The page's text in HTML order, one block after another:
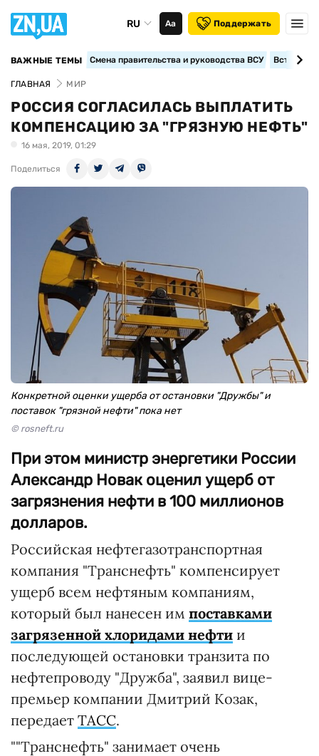
RU Аа Поддержать
ВАЖНЫЕ ТЕМЫ Смена правительства и руководства ВСУ
ГЛАВНАЯ МИР
РОССИЯ СОГЛАСИЛАСЬ ВЫПЛАТИТЬ
КОМПЕНСАЦИЮ ЗА "ГРЯЗНУЮ НЕФТЬ"
16 мая, 2019, 01:29
Поделиться
Конкретной оценки ущерба от остановки "Дружбы" и
поставок "грязной нефти" пока нет
© rosneft.ru
При этом министр энергетики России
Александр Новак оценил ущерб от
загрязнения нефти в 100 миллионов
долларов.
Российская нефтегазотранспортная
компания "Транснефть" компенсирует
ущерб всем нефтяным компаниям,
который был нанесен им поставками
загрязенной хлоридами нефти и
последующей остановки транзита по
нефтепроводу "Дружба", заявил вице-
премьер компании Дмитрий Козак,
передает ТАСС.
""Транснефть" занимает очень